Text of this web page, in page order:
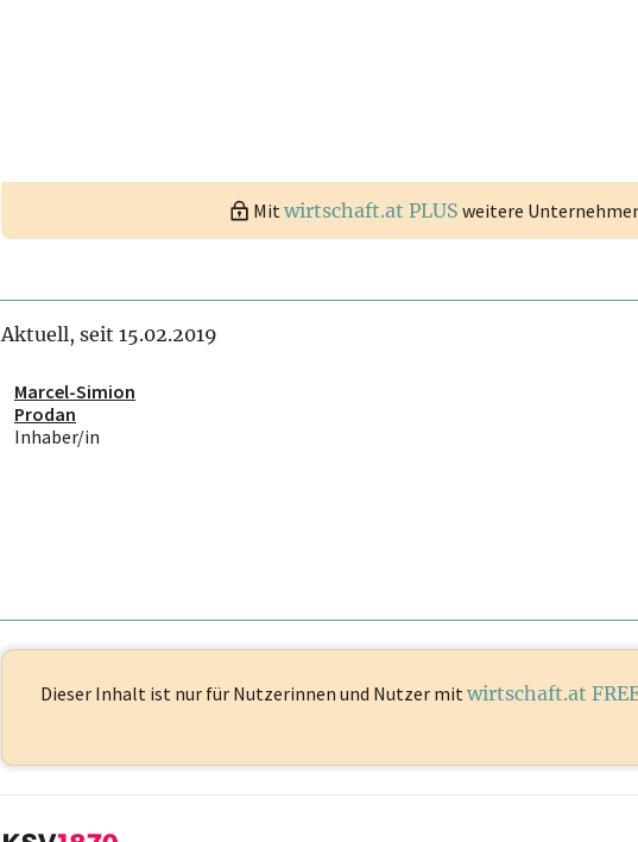
Mitwirtschaft.at PLUS weitere
Aktuell, seit 15.02.2019
Marcel-Simion
Prodan
Inhaber/in
Dieser Inhalt ist nur für Nutzerinnen und Nutzer mit wirtschaft.at